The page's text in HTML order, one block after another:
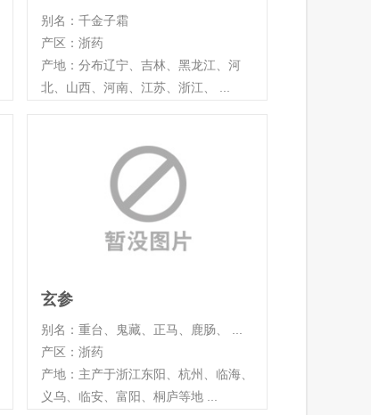
别名：千金子霜
产区：浙药
产地：分布辽宁、吉林、黑龙江、河
北、山西、河南、江苏、浙江、 ...
玄参
别名：重台、鬼藏、正马、鹿肠、 ...
产区：浙药
产地：主产于浙江东阳、杭州、临海、
义乌、临安、富阳、桐庐等地 ...